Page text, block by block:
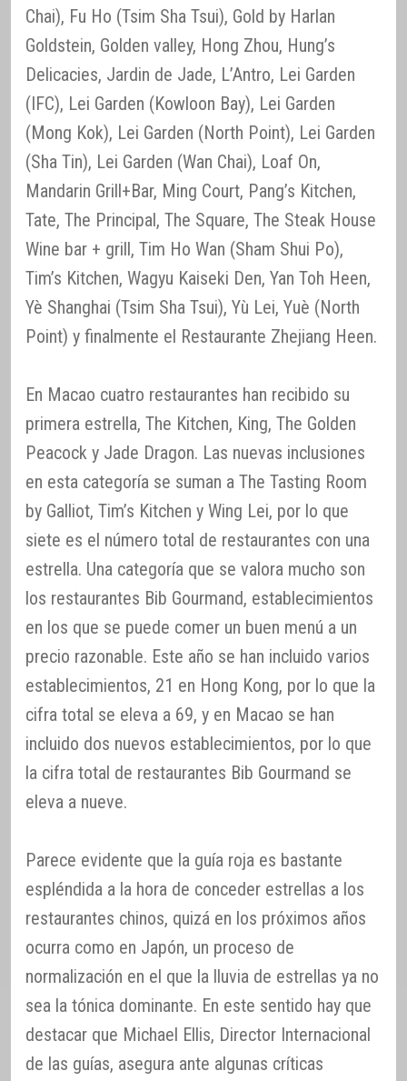
Chai), Fu Ho (Tsim Sha Tsui), Gold by Harlan
Goldstein, Golden valley, Hong Zhou, Hung’s
Delicacies, Jardin de Jade, L’Antro, Lei Garden
(IFC), Lei Garden (Kowloon Bay), Lei Garden
(Mong Kok), Lei Garden (North Point), Lei Garden
(Sha Tin), Lei Garden (Wan Chai), Loaf On,
Mandarin Grill+Bar, Ming Court, Pang’s Kitchen,
Tate, The Principal, The Square, The Steak House
Wine bar + grill, Tim Ho Wan (Sham Shui Po),
Tim’s Kitchen, Wagyu Kaiseki Den, Yan Toh Heen,
Yè Shanghai (Tsim Sha Tsui), Yù Lei, Yuè (North
Point) y finalmente el Restaurante Zhejiang Heen.
En Macao cuatro restaurantes han recibido su
primera estrella, The Kitchen, King, The Golden
Peacock y Jade Dragon. Las nuevas inclusiones
en esta categoría se suman a The Tasting Room
by Galliot, Tim’s Kitchen y Wing Lei, por lo que
siete es el número total de restaurantes con una
estrella. Una categoría que se valora mucho son
los restaurantes Bib Gourmand, establecimientos
en los que se puede comer un buen menú a un
precio razonable. Este año se han incluido varios
establecimientos, 21 en Hong Kong, por lo que la
cifra total se eleva a 69, y en Macao se han
incluido dos nuevos establecimientos, por lo que
la cifra total de restaurantes Bib Gourmand se
eleva a nueve.
Parece evidente que la guía roja es bastante
espléndida a la hora de conceder estrellas a los
restaurantes chinos, quizá en los próximos años
ocurra como en Japón, un proceso de
normalización en el que la lluvia de estrellas ya no
sea la tónica dominante. En este sentido hay que
destacar que Michael Ellis, Director Internacional
de las guías, asegura ante algunas críticas